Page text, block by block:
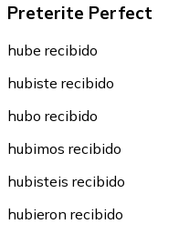
Preterite Perfect
hube recibido
hubiste recibido
hubo recibido
hubimos recibido
hubisteis recibido
hubieron recibido